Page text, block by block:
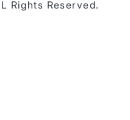
Rights Reserved.